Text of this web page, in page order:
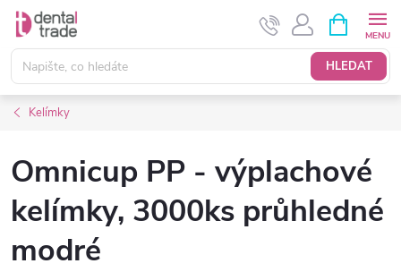
Přejít
obsah
HLEDAT
NÁKUPNÍ
KOŠÍK
Kelímky
Omnicup PP - výplachové
kelímky, 3000ks průhledné
modré